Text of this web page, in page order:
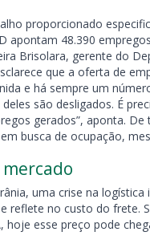
proporcionado
apontam 48.390
Brisolara, gerente do
que a oferta de
e há sempre um
são desligados. É
gerados”, aponta.
busca de ocupação,
uma crise na
reflete no custo do frete.
esse preço pode